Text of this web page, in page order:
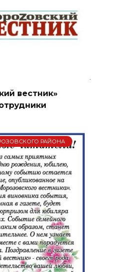
вестник»
РАЙОНА